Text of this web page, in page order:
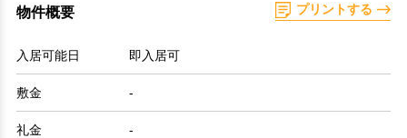
物件概要 プリントする
入居可能日 即入居可
敷金 -
礼金 -